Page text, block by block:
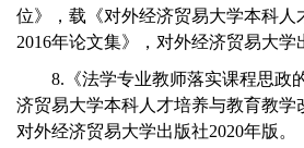
位》，载《对外经济贸易大学本科人
2016年论文集》，对外经济贸易大学
8.《法学专业教师落实课程思政
济贸易大学本科人才培养与教育教学
对外经济贸易大学出版社2020年版。